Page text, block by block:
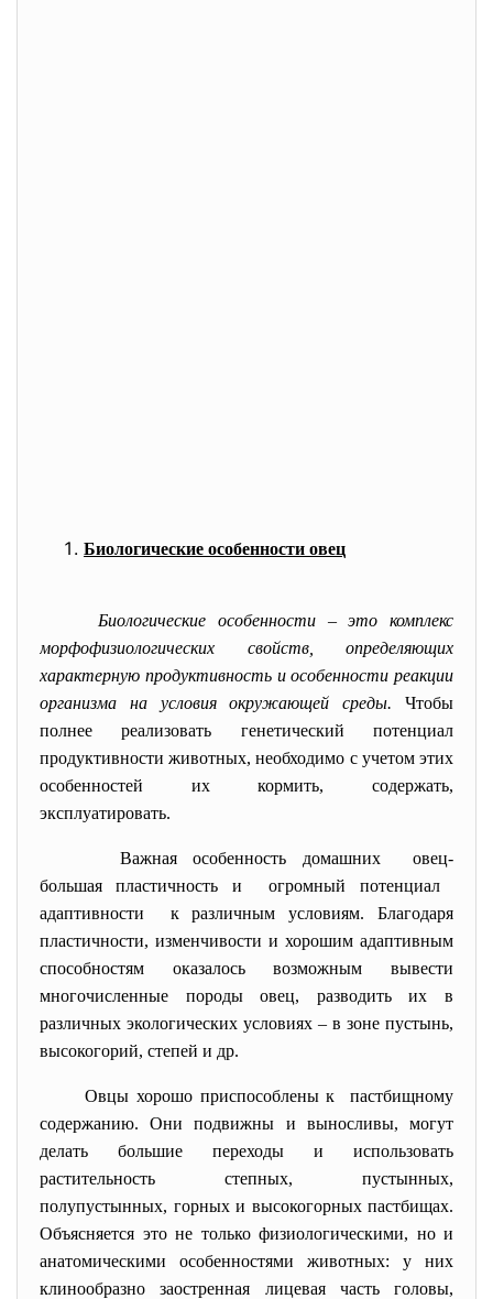
Биологические особенности овец
Биологические особенности – это комплекс
морфофизиологических свойств, определяющих
характерную продуктивность и особенности реакции
организма на условия окружающей среды. Чтобы
полнее реализовать генетический потенциал
продуктивности животных, необходимо с учетом этих
особенностей их кормить, содержать,
эксплуатировать.
Важная особенность домашних овец-
большая пластичность и огромный потенциал
адаптивности к различным условиям. Благодаря
пластичности, изменчивости и хорошим адаптивным
способностям оказалось возможным вывести
многочисленные породы овец, разводить их в
различных экологических условиях – в зоне пустынь,
высокогорий, степей и др.
Овцы хорошо приспособлены к пастбищному
содержанию. Они подвижны и выносливы, могут
делать большие переходы и использовать
растительность степных, пустынных,
полупустынных, горных и высокогорных пастбищах.
Объясняется это не только физиологическими, но и
анатомическими особенностями животных: у них
клинообразно заостренная лицевая часть головы,